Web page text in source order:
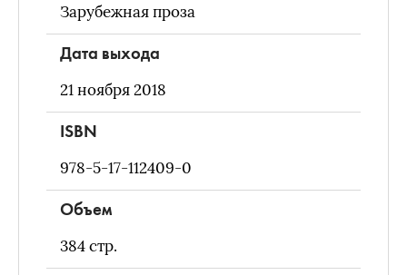
Зарубежная проза
Дата выхода
21 ноября 2018
ISBN
978-5-17-112409-0
Объем
384стр.